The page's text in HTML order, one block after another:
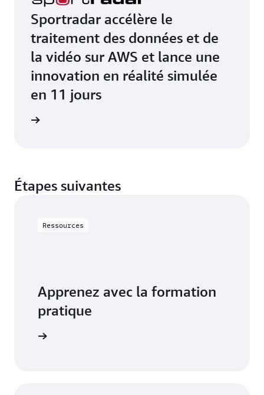
Sportradar accélère le
traitement des données et de
la vidéo sur AWS et lance une
innovation en réalité simulée
en 11 jours
Étapes suivantes
Ressources
Apprenez avec la formation
pratique